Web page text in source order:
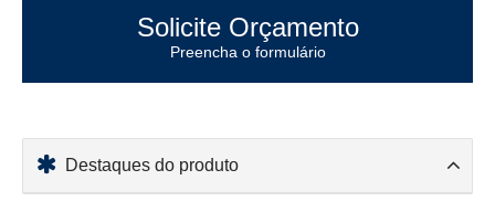
Solicite Orçamento
Preencha o formulário
Destaques do produto